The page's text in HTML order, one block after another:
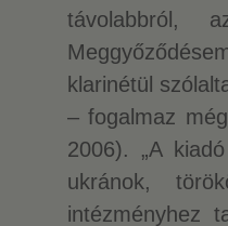
távolabbról,
klarinétül
– fogalmaz
2006). „A
ukránok,
intézményhez